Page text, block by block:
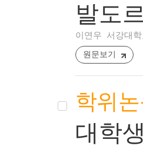
발도
이연우 서강대
원문보기
학위
대학